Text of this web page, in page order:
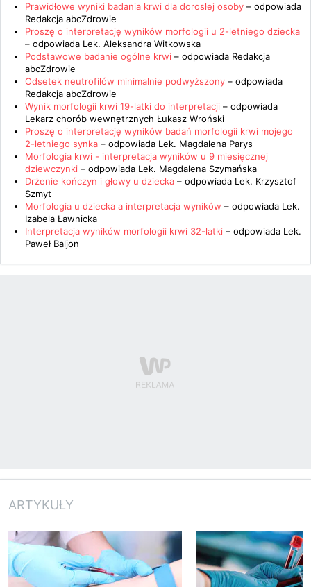
Prawidłowe wyniki badania krwi dla dorosłej osoby – odpowiada
Redakcja abcZdrowie
Proszę o interpretację wyników morfologii u 2-letniego dziecka
– odpowiada Lek. Aleksandra Witkowska
Podstawowe badanie ogólne krwi – odpowiada Redakcja
abcZdrowie
Odsetek neutrofilów minimalnie podwyższony – odpowiada
Redakcja abcZdrowie
Wynik morfologii krwi 19-latki do interpretacji – odpowiada
Lekarz chorób wewnętrznych Łukasz Wroński
Proszę o interpretację wyników badań morfologii krwi mojego
2-letniego synka – odpowiada Lek. Magdalena Parys
Morfologia krwi - interpretacja wyników u 9 miesięcznej
dziewczynki – odpowiada Lek. Magdalena Szymańska
Drżenie kończyn i głowy u dziecka – odpowiada Lek. Krzysztof
Szmyt
Morfologia u dziecka a interpretacja wyników – odpowiada Lek.
Izabela Ławnicka
Interpretacja wyników morfologii krwi 32-latki – odpowiada Lek.
Paweł Baljon
ARTYKUŁY